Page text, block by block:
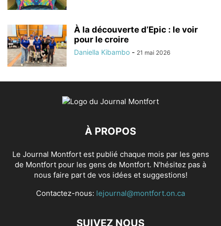
À la découverte d’Epic : le voir
pour le croire
Daniella Kibambo - 21 mai 2026
À PROPOS
Le Journal Montfort est publié chaque mois par les gens
de Montfort pour les gens de Montfort. N'hésitez pas à
nous faire part de vos idées et suggestions!
Contactez-nous: lejournal@montfort.on.ca
SUIVEZ NOUS